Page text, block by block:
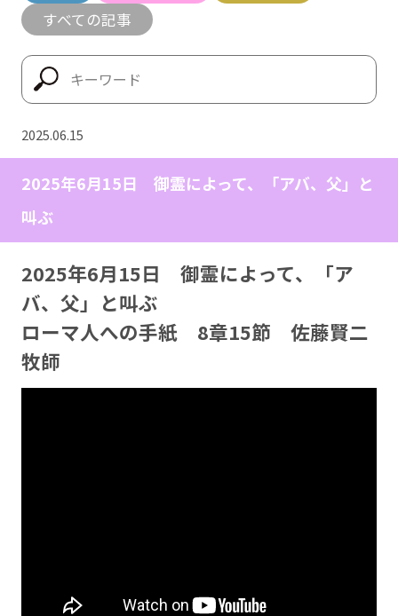
すべての記事
2025.06.15
2025年6月15日 御霊によって、「アバ、父」と
叫ぶ
2025年6月15日 御霊によって、「ア
バ、父」と叫ぶ
ローマ人への手紙 8章15節 佐藤賢二
牧師